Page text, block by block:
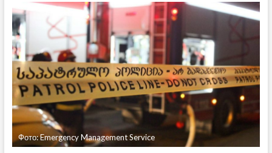
Тбилиси
отменили
из-
за
председателя
парламента
Грузии
Фото: Emergency Management Service